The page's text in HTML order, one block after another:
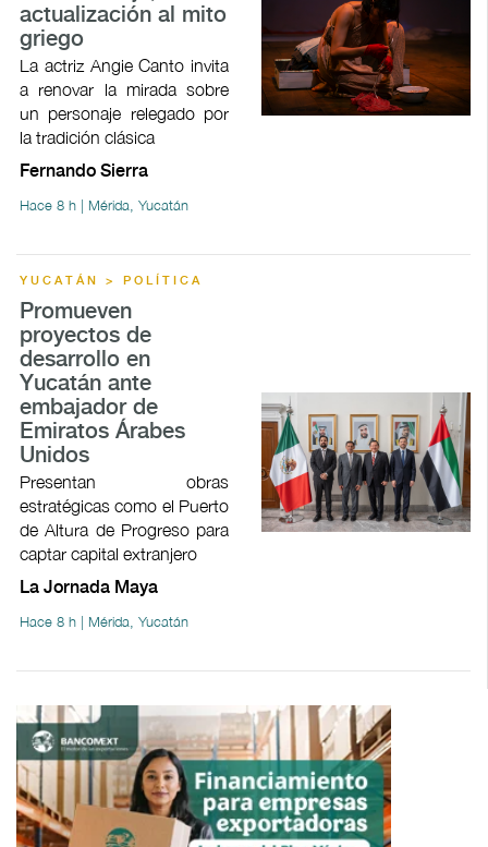
actualización al mito
griego
La actriz Angie Canto invita
a renovar la mirada sobre
un personaje relegado por
la tradición clásica
Fernando Sierra
Hace 8 h | Mérida, Yucatán
YUCATÁN > POLÍTICA
Promueven
proyectos de
desarrollo en
Yucatán ante
embajador de
Emiratos Árabes
Unidos
Presentan obras
estratégicas como el Puerto
de Altura de Progreso para
captar capital extranjero
La Jornada Maya
Hace 8 h | Mérida, Yucatán